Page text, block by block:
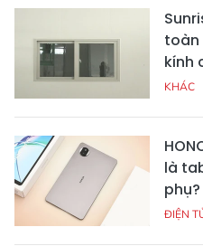
toàn
kính
KHÁC
là
phụ?
ĐIỆN